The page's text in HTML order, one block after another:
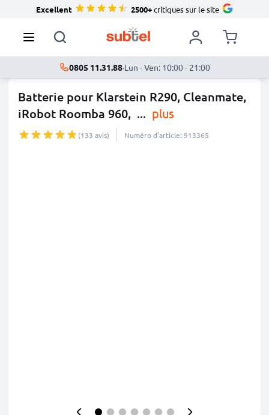
Excellent 2500+critiques sur le site
0805 11.31.88·Lun - Ven: 10:00 - 21:00
Batterie pour Klarstein R290, Cleanmate,
iRobot Roomba 960, ... plus
(133 avis) Numéro d’article: 913365